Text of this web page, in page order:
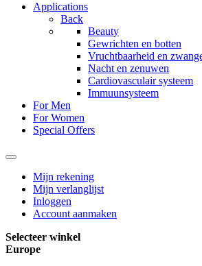
Applications
Back
Beauty
Gewrichten en botten
Vruchtbaarheid en
Nacht en zenuwen
Cardiovasculair systeem
Immuunsysteem
For Men
For Women
Special Offers
Mijn rekening
Mijn verlanglijst
Inloggen
Account aanmaken
Selecteer winkel
Europe